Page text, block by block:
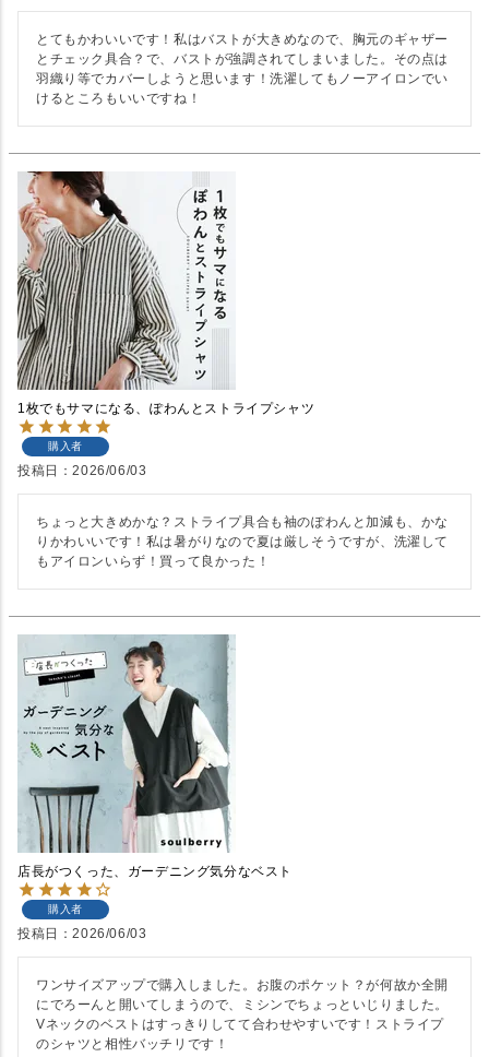
とてもかわいいです！私はバストが大きめなので、胸元のギャザー
とチェック具合？で、バストが強調されてしまいました。その点は
羽織り等でカバーしようと思います！洗濯してもノーアイロンでい
けるところもいいですね！
1枚でもサマになる、ぽわんとストライプシャツ
購入者
投稿日 2026/06/03
ちょっと大きめかな？ストライプ具合も袖のぽわんと加減も、かな
りかわいいです！私は暑がりなので夏は厳しそうですが、洗濯して
もアイロンいらず！買って良かった！
店長がつくった、ガーデニング気分なベスト
購入者
投稿日 2026/06/03
ワンサイズアップで購入しました。お腹のポケット？が何故か全開
にでろーんと開いてしまうので、ミシンでちょっといじりました。
Vネックのベストはすっきりしてて合わせやすいです！ストライプ
のシャツと相性バッチリです！